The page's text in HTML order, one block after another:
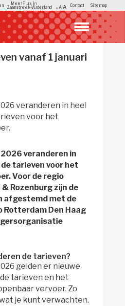
MeerPlus in
Zaanstreek-Waterland
A A A Contact Sitemap
vanaf 1 januari
veranderen in heel
voor het
veranderen in
tarieven voor het
Voor de regio
Rozenburg zijn de
afgestemd met de
Den Haag
de tarieven?
gelden er nieuwe
tarieven en het
vervoer. Zo
je kunt verwachten.